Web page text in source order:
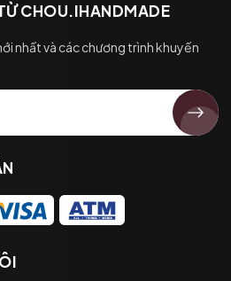
CHOU.IHANDMADE
nhất và các chương trình khuyến